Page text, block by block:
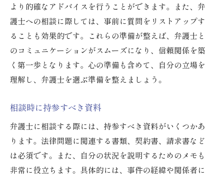
より的確なアドバイスを行うことができます。また、弁
護士への相談に際しては、事前に質問をリストアップす
ることも効果的です。これらの準備が整えば、弁護士と
のコミュニケーションがスムーズになり、信頼関係を築
く第一歩となります。心の準備も含めて、自分の立場を
理解し、弁護士を選ぶ準備を整えましょう。
相談時に持参すべき資料
弁護士に相談する際には、持参すべき資料がいくつかあ
ります。法律問題に関連する書類、契約書、請求書など
は必須です。また、自分の状況を説明するためのメモも
非常に役立ちます。具体的には、事件の経緯や関係者に